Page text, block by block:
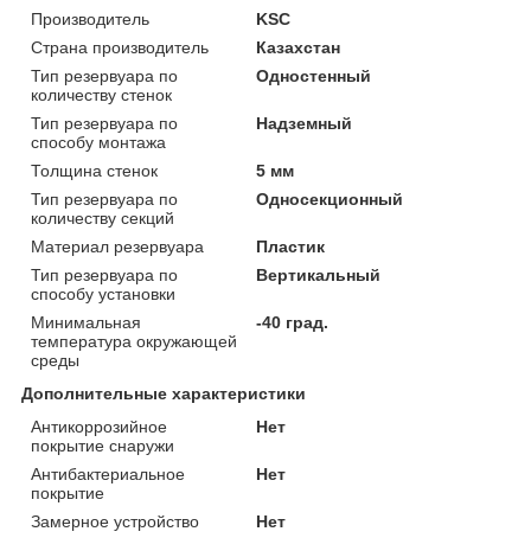
Производитель
KSC
Страна производитель
Казахстан
Тип резервуара по
количеству стенок
Одностенный
Тип резервуара по
способу монтажа
Надземный
Толщина стенок
5 мм
Тип резервуара по
количеству секций
Односекционный
Материал резервуара
Пластик
Тип резервуара по
способу установки
Вертикальный
Минимальная
температура окружающей
среды
-40 град.
Дополнительные характеристики
Антикоррозийное
покрытие снаружи
Нет
Антибактериальное
покрытие
Нет
Замерное устройство
Нет